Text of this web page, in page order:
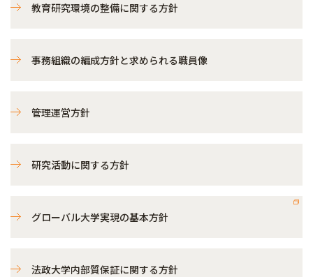
教育研究環境の整備に関する方針
事務組織の編成方針と求められる職員像
管理運営方針
研究活動に関する方針
グローバル大学実現の基本方針
法政大学内部質保証に関する方針